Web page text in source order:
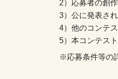
2）応募者の創
3）公に発表さ
4）他のコンテ
5）本コンテス
※応募条件等の